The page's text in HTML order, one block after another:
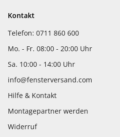
Kontakt
Telefon: 0711 860 600
Mo. - Fr. 08:00 - 20:00 Uhr
Sa. 10:00 - 14:00 Uhr
info@fensterversand.com
Hilfe & Kontakt
Montagepartner werden
Widerruf